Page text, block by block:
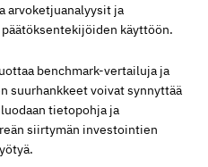
arvoketjuanalyysit ja
käyttöön.
benchmark-vertailuja ja
suurhankkeet voivat synnyttää
tietopohja ja
siirtymän investointien